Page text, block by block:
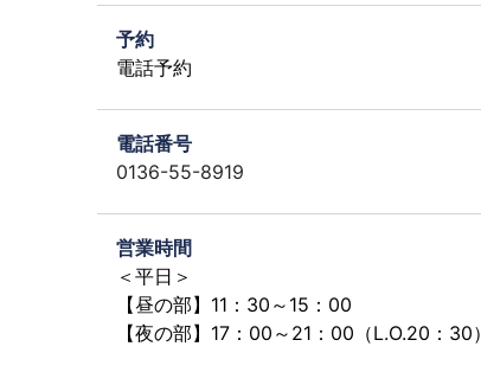
予約
電話予約
電話番号
0136-55-8919
営業時間
＜平日＞
【昼の部】11：30～15：00
【夜の部】17：00～21：00（L.O.20：30）